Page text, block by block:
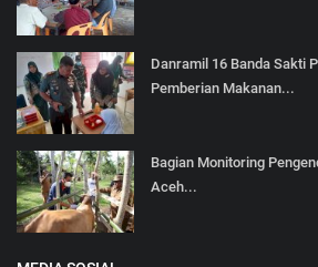
Danramil 16 Banda Sakti
Pemberian Makanan...
Bagian Monitoring
Aceh...